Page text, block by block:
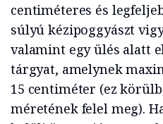
centiméteres és
súlyú kézipoggyászt
valamint egy ülés alatt
tárgyat, amelynek
15 centiméter (ez
méretének felel meg).